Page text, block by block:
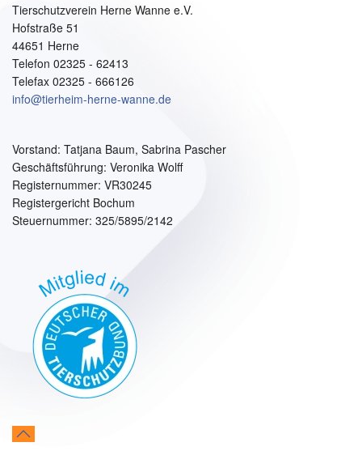
Tierschutzverein Herne Wanne e.V.
Hofstraße 51
44651 Herne
Telefon 02325 - 62413
Telefax 02325 - 666126
info@tierheim-herne-wanne.de
Vorstand: Tatjana Baum, Sabrina Pascher
Geschäftsführung: Veronika Wolff
Registernummer: VR30245
Registergericht Bochum
Steuernummer: 325/5895/2142